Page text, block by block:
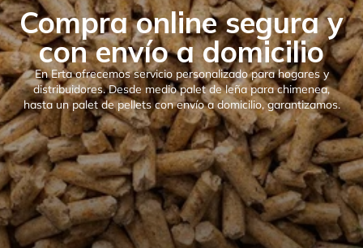
Compra online segura y
con envío a domicilio
En Erta ofrecemos servicio personalizado para hogares y
distribuidores. Desde medio palet de leña para chimenea,
hasta un palet de pellets con envío a domicilio, garantizamos.